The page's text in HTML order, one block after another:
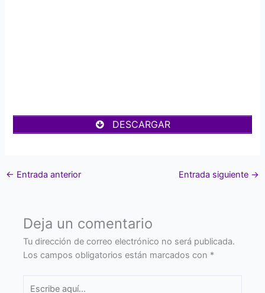
DESCARGAR
← Entrada anterior Entrada siguiente →
Deja un comentario
Tu dirección de correo electrónico no será publicada.
Los campos obligatorios están marcados con *